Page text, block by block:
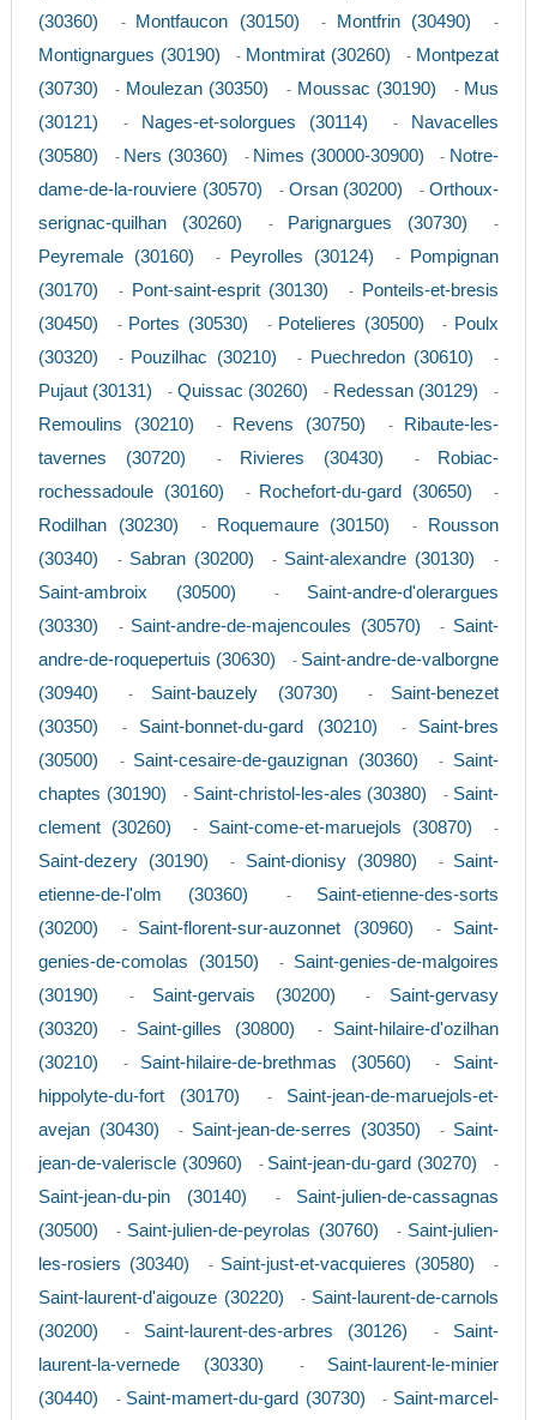
(30360)
- Montfaucon (30150) - Montfrin (30490) -
Montignargues (30190) - Montmirat (30260) - Montpezat
(30730)
- Moulezan (30350) - Moussac (30190) - Mus
(30121)
- Nages-et-solorgues (30114) -
Navacelles
(30580)
- Ners (30360) - Nimes (30000-30900) - Notre-
dame-de-la-rouviere (30570)
- Orsan (30200) -Orthoux-
serignac-quilhan (30260)
- Parignargues (30730) -
Peyremale (30160) - Peyrolles (30124) -
Pompignan
(30170)
- Pont-saint-esprit (30130) -
Ponteils-et-bresis
(30450)
- Portes (30530) - Potelieres (30500) - Poulx
(30320)
- Pouzilhac (30210) - Puechredon (30610) -
Pujaut (30131) - Quissac (30260) - Redessan (30129) -
Remoulins (30210) - Revens (30750) -
Ribaute-les-
tavernes (30720)
- Rivieres (30430) -
Robiac-
rochessadoule (30160)
- Rochefort-du-gard (30650) -
Rodilhan (30230) - Roquemaure (30150) -
Rousson
(30340)
- Sabran (30200) - Saint-alexandre (30130) -
Saint-ambroix (30500) - Saint-andre-d'olerargues
(30330)
- Saint-andre-de-majencoules (30570) - Saint-
andre-de-roquepertuis (30630)
- Saint-andre-de-valborgne
(30940)
- Saint-bauzely (30730) - Saint-benezet
(30350)
- Saint-bonnet-du-gard (30210) - Saint-bres
(30500)
- Saint-cesaire-de-gauzignan (30360) - Saint-
chaptes (30190)
- Saint-christol-les-ales (30380) - Saint-
clement (30260)
- Saint-come-et-maruejols (30870) -
Saint-dezery (30190) - Saint-dionisy (30980) - Saint-
etienne-de-l'olm (30360)
- Saint-etienne-des-sorts
(30200)
- Saint-florent-sur-auzonnet (30960) - Saint-
genies-de-comolas (30150)
- Saint-genies-de-malgoires
(30190)
- Saint-gervais (30200) - Saint-gervasy
(30320)
- Saint-gilles (30800) - Saint-hilaire-d'ozilhan
(30210)
- Saint-hilaire-de-brethmas (30560) - Saint-
hippolyte-du-fort (30170)
- Saint-jean-de-maruejols-et-
avejan (30430)
- Saint-jean-de-serres (30350) - Saint-
jean-de-valeriscle (30960)
- Saint-jean-du-gard (30270) -
Saint-jean-du-pin (30140) - Saint-julien-de-cassagnas
(30500)
- Saint-julien-de-peyrolas (30760) - Saint-julien-
les-rosiers (30340)
- Saint-just-et-vacquieres (30580) -
Saint-laurent-d'aigouze (30220) - Saint-laurent-de-carnols
(30200)
- Saint-laurent-des-arbres (30126) - Saint-
laurent-la-vernede (30330)
- Saint-laurent-le-minier
(30440)
- Saint-mamert-du-gard (30730) - Saint-marcel-